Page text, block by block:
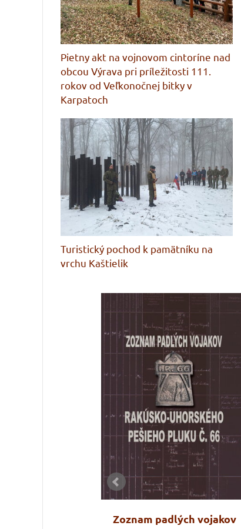
Pietny akt na vojnovom cintoríne nad
obcou Výrava pri príležitosti 111.
rokov od Veľkonočnej bitky v
Karpatoch
Turistický pochod k pamätníku na
vrchu Kaštielik
Zoznam padlých vojakov